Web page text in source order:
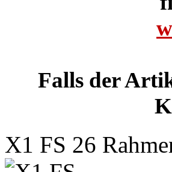
Falls der
X1 FS 26